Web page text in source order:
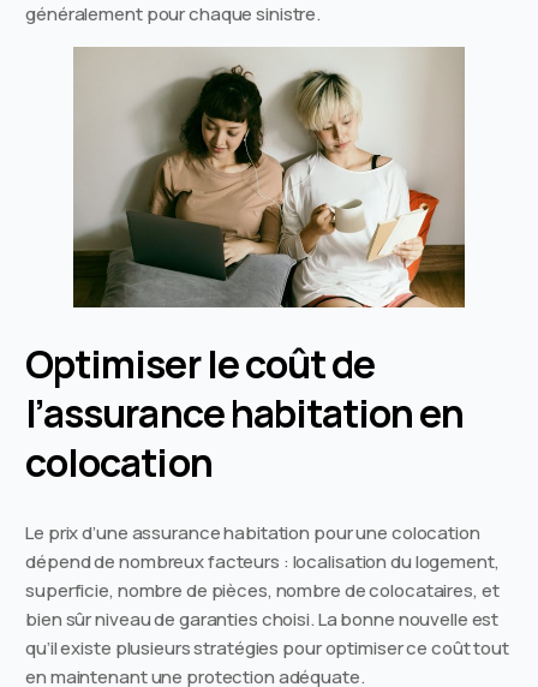
généralement pour chaque sinistre.
Optimiser le coût de
l’assurance habitation en
colocation
Le prix d’une assurance habitation pour une colocation
dépend de nombreux facteurs : localisation du logement,
superficie, nombre de pièces, nombre de colocataires, et
bien sûr niveau de garanties choisi. La bonne nouvelle est
qu’il existe plusieurs stratégies pour optimiser ce coût tout
en maintenant une protection adéquate.